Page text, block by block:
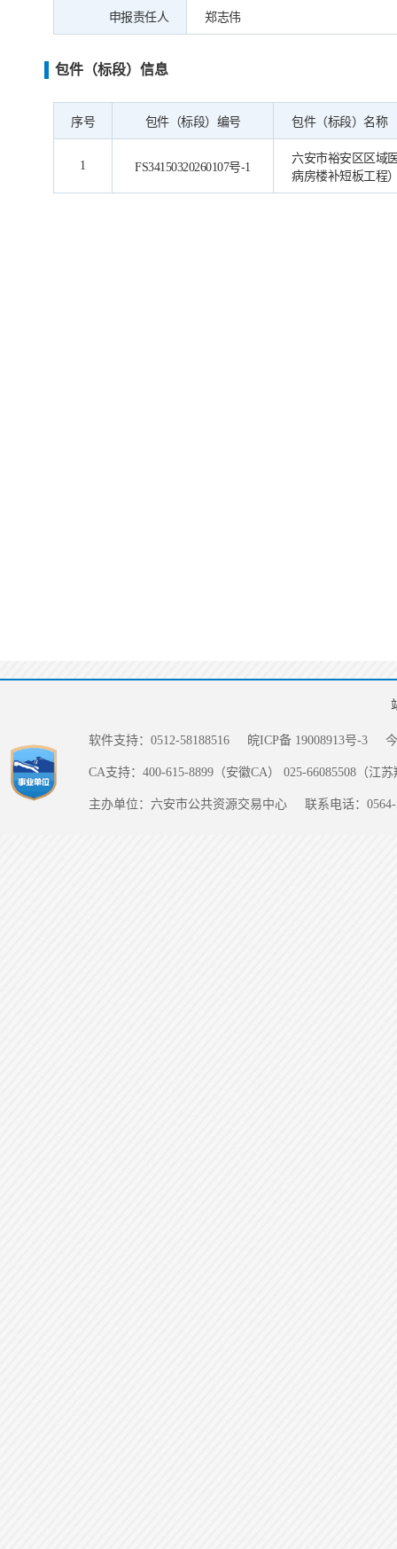
申报责任人 郑志伟
包件（标段）信息
序号 包件（标段）编号 包件（标段）名称
1 FS34150320260107号-1
六安市裕安区区域
病房楼补短板工程
软件支持：0512-58188516 皖ICP备 19008913号-3
CA支持：400-615-8899（安徽CA） 025-66085508（江
主办单位：六安市公共资源交易中心 联系电话：0564-